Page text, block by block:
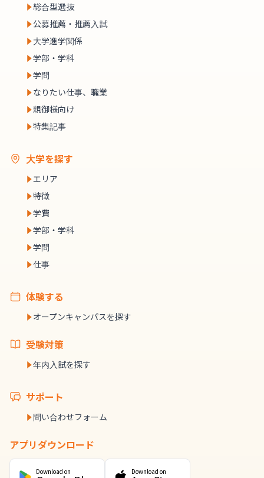
総合型選抜
公募推薦・推薦入試
大学進学関係
学部・学科
学問
なりたい仕事、職業
親御様向け
特集記事
大学を探す
エリア
特徴
学費
学部・学科
学問
仕事
体験する
オープンキャンパスを探す
受験対策
年内入試を探す
サポート
問い合わせフォーム
アプリダウンロード
Download on Download on